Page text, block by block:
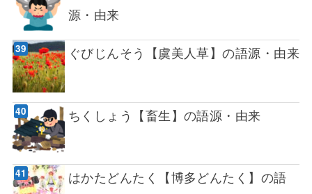
源・由来
ぐびじんそう【虞美人草】の語源・由来
ちくしょう【畜生】の語源・由来
はかたどんたく【博多どんたく】の語